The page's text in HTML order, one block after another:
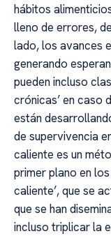
hábitos
lleno de errores,
lado, los avances
generando
pueden incluso
crónicas’ en caso
están
de supervivencia
caliente es un
primer plano en
caliente’, que se
que se han
incluso triplicar la